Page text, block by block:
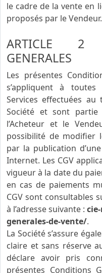
le cadre de la vente en
proposés par le Vendeur.
ARTICLE 2
GENERALES
Les présentes
s’appliquent à
Services effectuées
Société et sont
l’Acheteur et le
possibilité de modifier
par la publication
Internet. Les CGV
vigueur à la date du
en cas de paiements
CGV sont consultables
à l’adresse suivante :
generales-de-vente/.
La Société s’assure
claire et sans réserve
déclare avoir pris
présentes Conditions